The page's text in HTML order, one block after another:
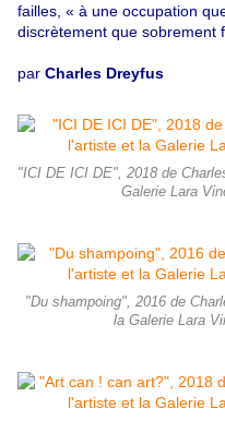
failles, « à une occupation
discrètement que sobrement
par Charles Dreyfus
"ICI DE ICI DE", 2018 de
Galerie Lara
"Du shampoing", 2016 de
la Galerie Lara